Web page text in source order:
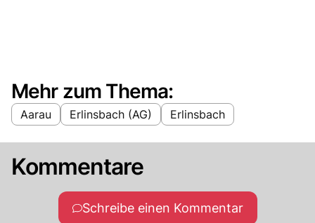
Mehr zum Thema:
Aarau Erlinsbach (AG) Erlinsbach
Kommentare
Schreibe einen Kommentar